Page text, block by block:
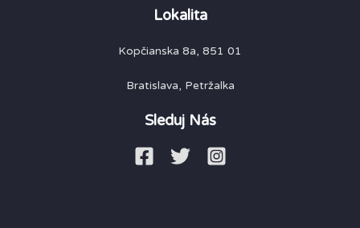
Lokalita
Kopčianska 8a, 851 01
Bratislava, Petržalka
Sleduj Nás